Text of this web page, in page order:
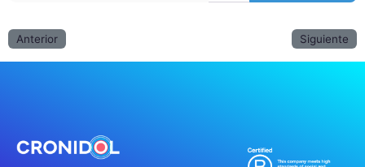
Anterior Siguiente